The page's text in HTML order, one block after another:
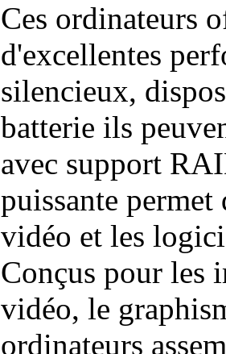
Ces ordinateurs
d'excellentes
silencieux,
batterie ils
avec support
puissante permet
vidéo et les
Conçus pour les
vidéo, le
ordinateurs